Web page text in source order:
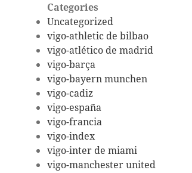
Categories
Uncategorized
vigo-athletic de bilbao
vigo-atlético de madrid
vigo-barça
vigo-bayern munchen
vigo-cadiz
vigo-españa
vigo-francia
vigo-index
vigo-inter de miami
vigo-manchester united